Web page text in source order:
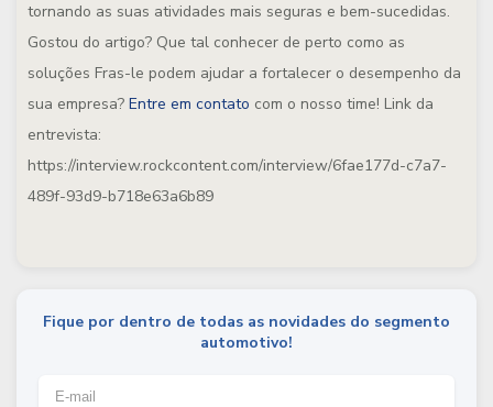
tornando as suas atividades mais seguras e bem-sucedidas.
Gostou do artigo? Que tal conhecer de perto como as
soluções Fras-le podem ajudar a fortalecer o desempenho da
sua empresa? Entre em contato com o nosso time! Link da
entrevista:
https://interview.rockcontent.com/interview/6fae177d-c7a7-
489f-93d9-b718e63a6b89
Fique por dentro de todas as novidades do segmento
automotivo!